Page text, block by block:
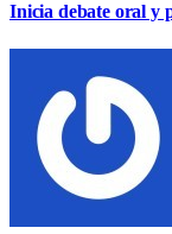
Inicia debate oral y